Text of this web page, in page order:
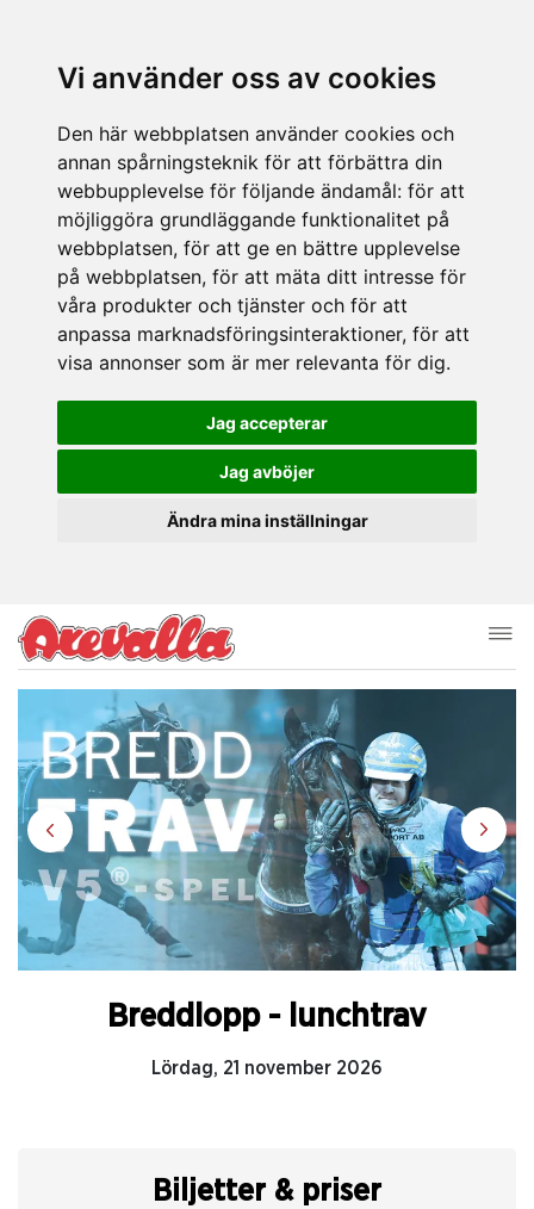
Vi använder oss av cookies
Den här webbplatsen använder cookies och
annan spårningsteknik för att förbättra din
webbupplevelse för följande ändamål: för att
möjliggöra grundläggande funktionalitet på
webbplatsen, för att ge en bättre upplevelse
på webbplatsen, för att mäta ditt intresse för
våra produkter och tjänster och för att
anpassa marknadsföringsinteraktioner, för att
visa annonser som är mer relevanta för dig.
Jag accepterar
Jag avböjer
Ändra mina inställningar
Breddlopp - lunchtrav
Lördag, 21 november 2026
Biljetter & priser